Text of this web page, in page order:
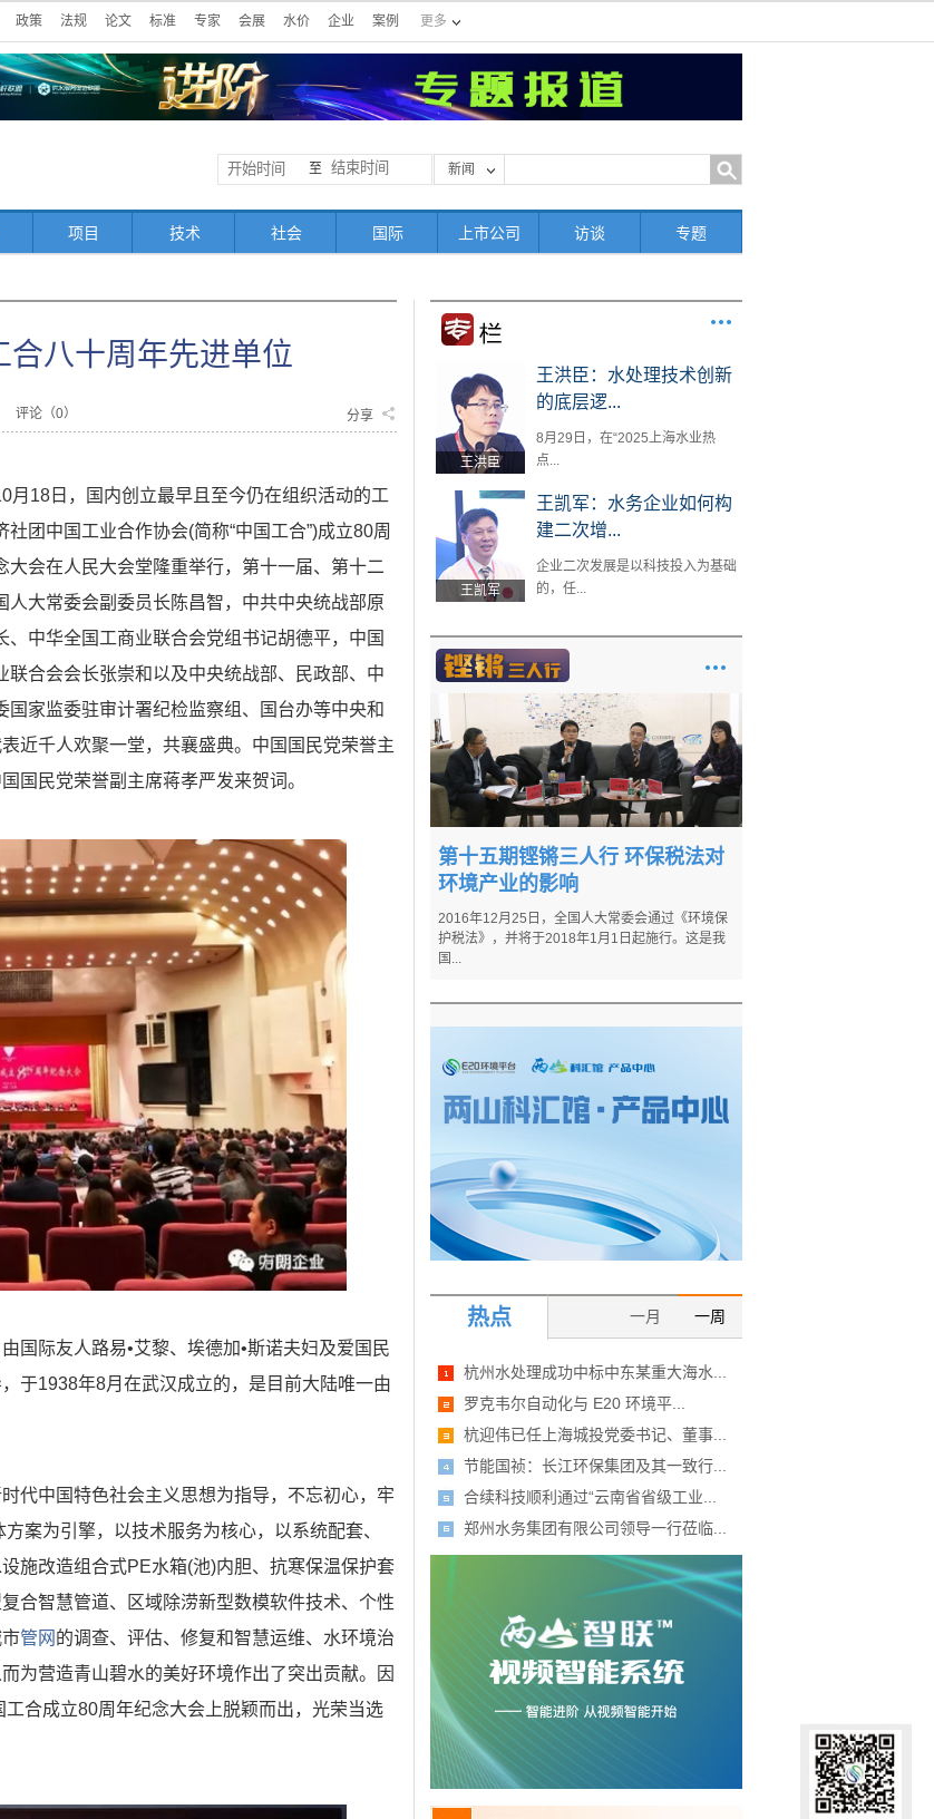
政策 法规 论文 标准 专家 会展 水价 企业 案例 更多
至 新闻
项目 技术 社会 国际 上市公司 访谈 专题
八十周年先进单位
评论（0） 分享
月18日，国内创立最早且至今仍在组织活动的工
社团中国工业合作协会(简称“中国工合”)成立80周
大会在人民大会堂隆重举行，第十一届、第十二
人大常委会副委员长陈昌智，中共中央统战部原
、中华全国工商业联合会党组书记胡德平，中国
联合会会长张崇和以及中央统战部、民政部、中
国家监委驻审计署纪检监察组、国台办等中央和
近千人欢聚一堂，共襄盛典。中国国民党荣誉主
国民党荣誉副主席蒋孝严发来贺词。
国际友人路易•艾黎、埃德加•斯诺夫妇及爱国民
于1938年8月在武汉成立的，是目前大陆唯一由
代中国特色社会主义思想为指导，不忘初心，牢
案为引擎，以技术服务为核心，以系统配套、
施改造组合式PE水箱(池)内胆、抗寒保温保护套
合智慧管道、区域除涝新型数模软件技术、个性
管网 的调查、评估、修复和智慧运维、水环境治
为营造青山碧水的美好环境作出了突出贡献。因
合成立80周年纪念大会上脱颖而出，光荣当选
王洪臣
王洪臣：水处理技术创新
的底层逻...
8月29日，在“2025上海水业热
点...
王凯军
王凯军：水务企业如何构
建二次增...
企业二次发展是以科技投入为基础
的，任...
第十五期铿锵三人行 环保税法对
环境产业的影响
2016年12月25日，全国人大常委会通过《环境保
护税法》，并将于2018年1月1日起施行。这是我
国...
热点 一周
一月
杭州水处理成功中标中东某重大海水...
罗克韦尔自动化与 E20 环境平...
杭迎伟已任上海城投党委书记、董事...
节能国祯：长江环保集团及其一致行...
合续科技顺利通过“云南省省级工业...
郑州水务集团有限公司领导一行莅临...